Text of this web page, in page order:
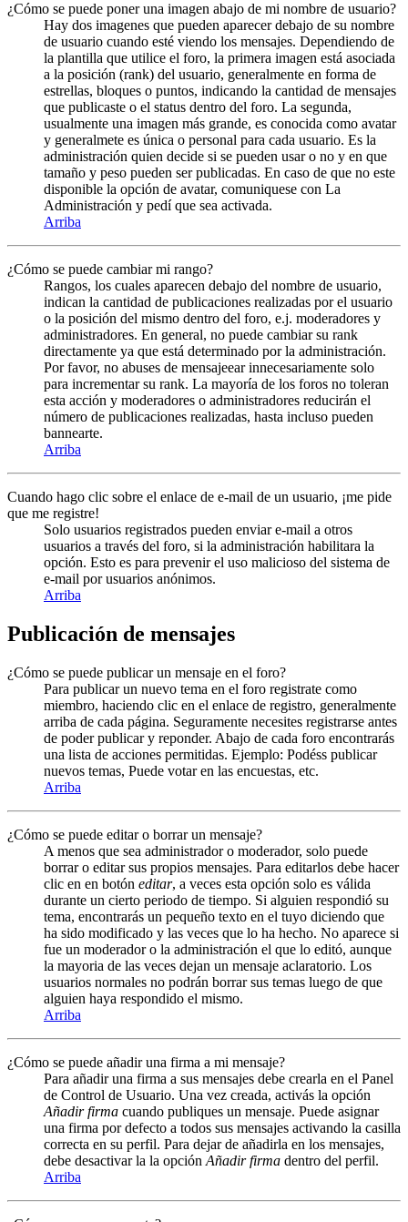
¿Cómo se puede poner una imagen abajo de mi nombre de usuario?
Hay dos imagenes que pueden aparecer debajo de su nombre
de usuario cuando esté viendo los mensajes. Dependiendo de
la plantilla que utilice el foro, la primera imagen está asociada
a la posición (rank) del usuario, generalmente en forma de
estrellas, bloques o puntos, indicando la cantidad de mensajes
que publicaste o el status dentro del foro. La segunda,
usualmente una imagen más grande, es conocida como avatar
y generalmete es única o personal para cada usuario. Es la
administración quien decide si se pueden usar o no y en que
tamaño y peso pueden ser publicadas. En caso de que no este
disponible la opción de avatar, comuniquese con La
Administración y pedí que sea activada.
Arriba
¿Cómo se puede cambiar mi rango?
Rangos, los cuales aparecen debajo del nombre de usuario,
indican la cantidad de publicaciones realizadas por el usuario
o la posición del mismo dentro del foro, e.j. moderadores y
administradores. En general, no puede cambiar su rank
directamente ya que está determinado por la administración.
Por favor, no abuses de mensajeear innecesariamente solo
para incrementar su rank. La mayoría de los foros no toleran
esta acción y moderadores o administradores reducirán el
número de publicaciones realizadas, hasta incluso pueden
bannearte.
Arriba
Cuando hago clic sobre el enlace de e-mail de un usuario, ¡me pide
que me registre!
Solo usuarios registrados pueden enviar e-mail a otros
usuarios a través del foro, si la administración habilitara la
opción. Esto es para prevenir el uso malicioso del sistema de
e-mail por usuarios anónimos.
Arriba
Publicación de mensajes
¿Cómo se puede publicar un mensaje en el foro?
Para publicar un nuevo tema en el foro registrate como
miembro, haciendo clic en el enlace de registro, generalmente
arriba de cada página. Seguramente necesites registrarse antes
de poder publicar y reponder. Abajo de cada foro encontrarás
una lista de acciones permitidas. Ejemplo: Podéss publicar
nuevos temas, Puede votar en las encuestas, etc.
Arriba
¿Cómo se puede editar o borrar un mensaje?
A menos que sea administrador o moderador, solo puede
borrar o editar sus propios mensajes. Para editarlos debe hacer
clic en en botón editar, a veces esta opción solo es válida
durante un cierto periodo de tiempo. Si alguien respondió su
tema, encontrarás un pequeño texto en el tuyo diciendo que
ha sido modificado y las veces que lo ha hecho. No aparece si
fue un moderador o la administración el que lo editó, aunque
la mayoria de las veces dejan un mensaje aclaratorio. Los
usuarios normales no podrán borrar sus temas luego de que
alguien haya respondido el mismo.
Arriba
¿Cómo se puede añadir una firma a mi mensaje?
Para añadir una firma a sus mensajes debe crearla en el Panel
de Control de Usuario. Una vez creada, activás la opción
Añadir firma cuando publiques un mensaje. Puede asignar
una firma por defecto a todos sus mensajes activando la casilla
correcta en su perfil. Para dejar de añadirla en los mensajes,
debe desactivar la la opción Añadir firma dentro del perfil.
Arriba